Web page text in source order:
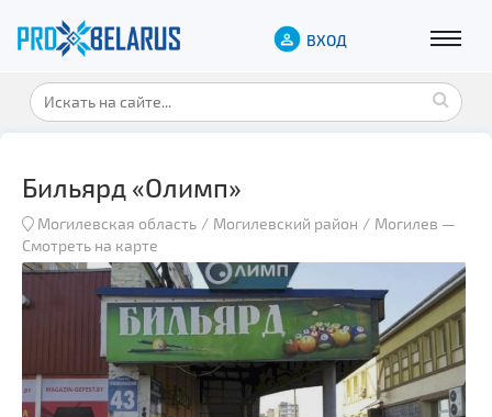
ВХОД
Бильярд «Олимп»
Могилевская область Могилевский район Могилев —
Смотреть на карте